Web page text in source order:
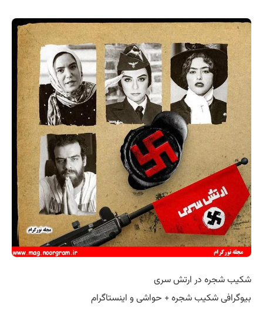
شکیب شجره در ارتش سری
بیوگرافی شکیب شجره + حواشی و اینستاگرام